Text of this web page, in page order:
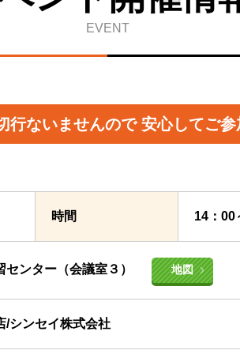
EVENT
行ないませんので 安心してご参
時間 14：
ンター（会議室３） 地図
/シンセイ株式会社